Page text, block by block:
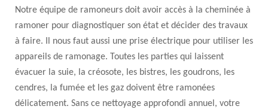
Notre équipe de ramoneurs doit avoir accès à la cheminée à
ramoner pour diagnostiquer son état et décider des travaux
à faire. Il nous faut aussi une prise électrique pour utiliser les
appareils de ramonage. Toutes les parties qui laissent
évacuer la suie, la créosote, les bistres, les goudrons, les
cendres, la fumée et les gaz doivent être ramonées
délicatement. Sans ce nettoyage approfondi annuel, votre